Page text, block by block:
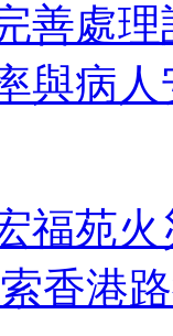
善處
與病
福苑
香港